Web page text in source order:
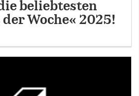
beliebtesten
Woche« 2025!